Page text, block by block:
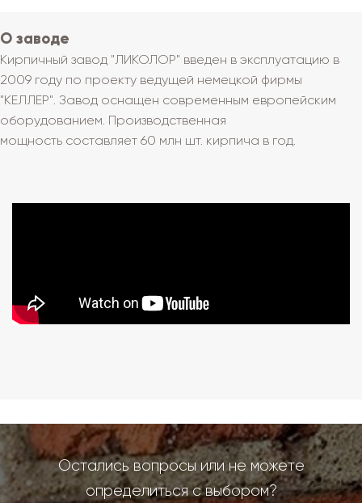
О заводе
Кирпичный завод "ЛИКОЛОР" введен в эксплуатацию в
2009 году по проекту ведущей немецкой фирмы
"КЕЛЛЕР". Завод оснащен современным европейским
оборудованием. Производственная
мощность составляет 60 млн шт. кирпича в год.
Остались вопросы или не можете
определиться с выбором?